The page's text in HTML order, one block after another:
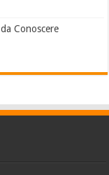
Conoscere